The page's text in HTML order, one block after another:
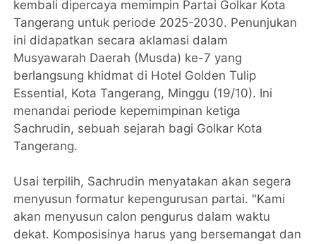
kembali dipercaya memimpin Partai Golkar Kota
Tangerang untuk periode 2025-2030. Penunjukan
ini didapatkan secara aklamasi dalam
Musyawarah Daerah (Musda) ke-7 yang
berlangsung khidmat di Hotel Golden Tulip
Essential, Kota Tangerang, Minggu (19/10). Ini
menandai periode kepemimpinan ketiga
Sachrudin, sebuah sejarah bagi Golkar Kota
Tangerang.
Usai terpilih, Sachrudin menyatakan akan segera
menyusun formatur kepengurusan partai. "Kami
akan menyusun calon pengurus dalam waktu
dekat. Komposisinya harus yang bersemangat dan